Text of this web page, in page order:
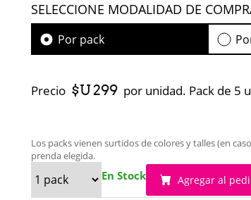
SELECCIONE MODALIDAD DE
Por pack
Precio $U 299 por unidad. Pack de 5
Los packs vienen surtidos de colores y talles (en
prenda elegida.
En Stock Agregar al